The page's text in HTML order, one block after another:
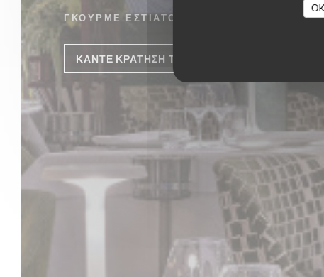
ΓΚΟΥΡΜΈ ΕΣΤΙΑΤΌΡΙΟ
ΚΆΝΤΕ ΚΡΆΤΗΣΗ ΤΡΑΠΕΖΙΟΎ